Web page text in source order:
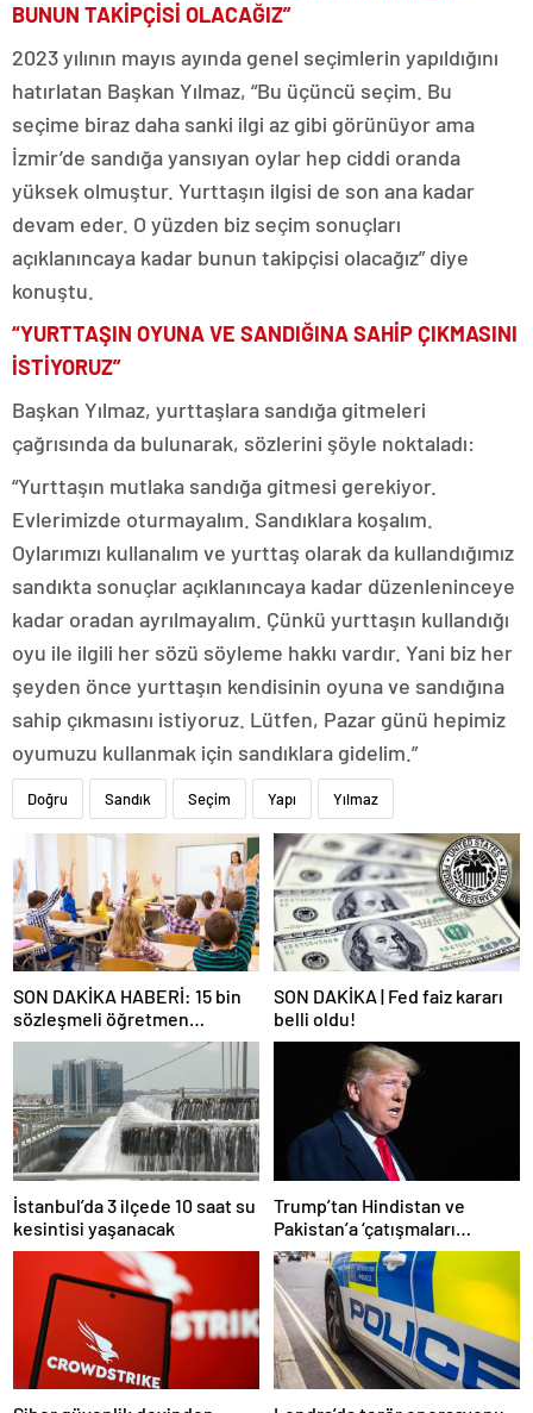
BUNUN TAKİPÇİSİ OLACAĞIZ”
2023 yılının mayıs ayında genel seçimlerin yapıldığını
hatırlatan Başkan Yılmaz, “Bu üçüncü seçim. Bu
seçime biraz daha sanki ilgi az gibi görünüyor ama
İzmir’de sandığa yansıyan oylar hep ciddi oranda
yüksek olmuştur. Yurttaşın ilgisi de son ana kadar
devam eder. O yüzden biz seçim sonuçları
açıklanıncaya kadar bunun takipçisi olacağız” diye
konuştu.
“YURTTAŞIN OYUNA VE SANDIĞINA SAHİP ÇIKMASINI
İSTİYORUZ”
Başkan Yılmaz, yurttaşlara sandığa gitmeleri
çağrısında da bulunarak, sözlerini şöyle noktaladı:
“Yurttaşın mutlaka sandığa gitmesi gerekiyor.
Evlerimizde oturmayalım. Sandıklara koşalım.
Oylarımızı kullanalım ve yurttaş olarak da kullandığımız
sandıkta sonuçlar açıklanıncaya kadar düzenleninceye
kadar oradan ayrılmayalım. Çünkü yurttaşın kullandığı
oyu ile ilgili her sözü söyleme hakkı vardır. Yani biz her
şeyden önce yurttaşın kendisinin oyuna ve sandığına
sahip çıkmasını istiyoruz. Lütfen, Pazar günü hepimiz
oyumuzu kullanmak için sandıklara gidelim.”
Doğru Sandık Seçim Yapı Yılmaz
SON DAKİKA HABERİ: 15 bin
sözleşmeli öğretmen
atamasında sözlü sınava hak
kazanan adaylar açıklandı
SON DAKİKA | Fed faiz kararı
belli oldu!
İstanbul’da 3 ilçede 10 saat su
kesintisi yaşanacak
Trump’tan Hindistan ve
Pakistan’a ‘çatışmaları
durdurun’ çağrısı